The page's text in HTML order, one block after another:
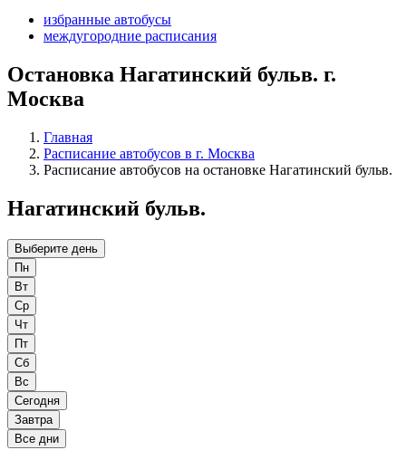
избранные автобусы
междугородние расписания
Остановка Нагатинский бульв. г.
Москва
Главная
Расписание автобусов в г. Москва
Расписание автобусов на остановке Нагатинский бульв.
Нагатинский бульв.
Выберите день
Пн
Вт
Ср
Чт
Пт
Сб
Вс
Сегодня
Завтра
Все дни